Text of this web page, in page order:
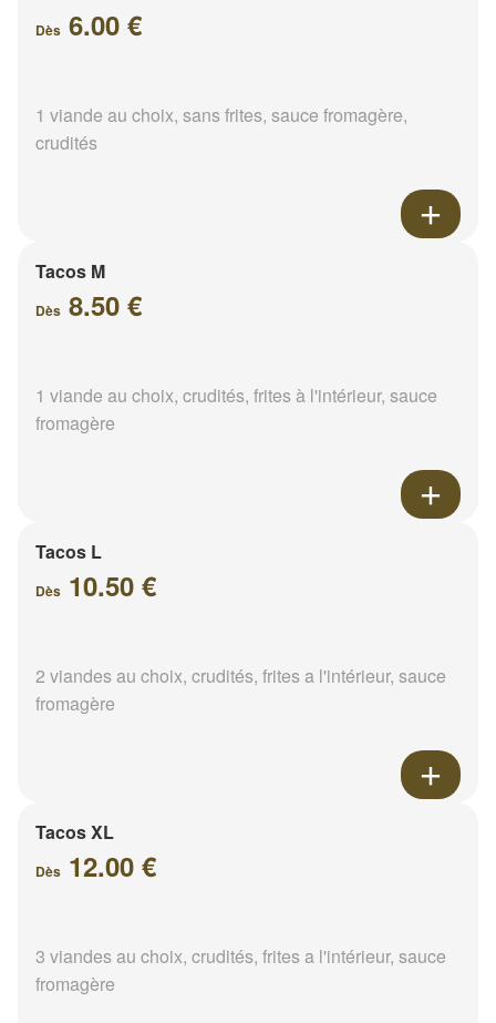
Dès 6.00 €
1 viande au choix, sans frites, sauce fromagère,
crudités
Tacos M
Dès 8.50 €
1 viande au choix, crudités, frites à l'intérieur, sauce
fromagère
Tacos L
Dès 10.50 €
2 viandes au choix, crudités, frites a l'intérieur, sauce
fromagère
Tacos XL
Dès 12.00 €
3 viandes au choix, crudités, frites a l'intérieur, sauce
fromagère